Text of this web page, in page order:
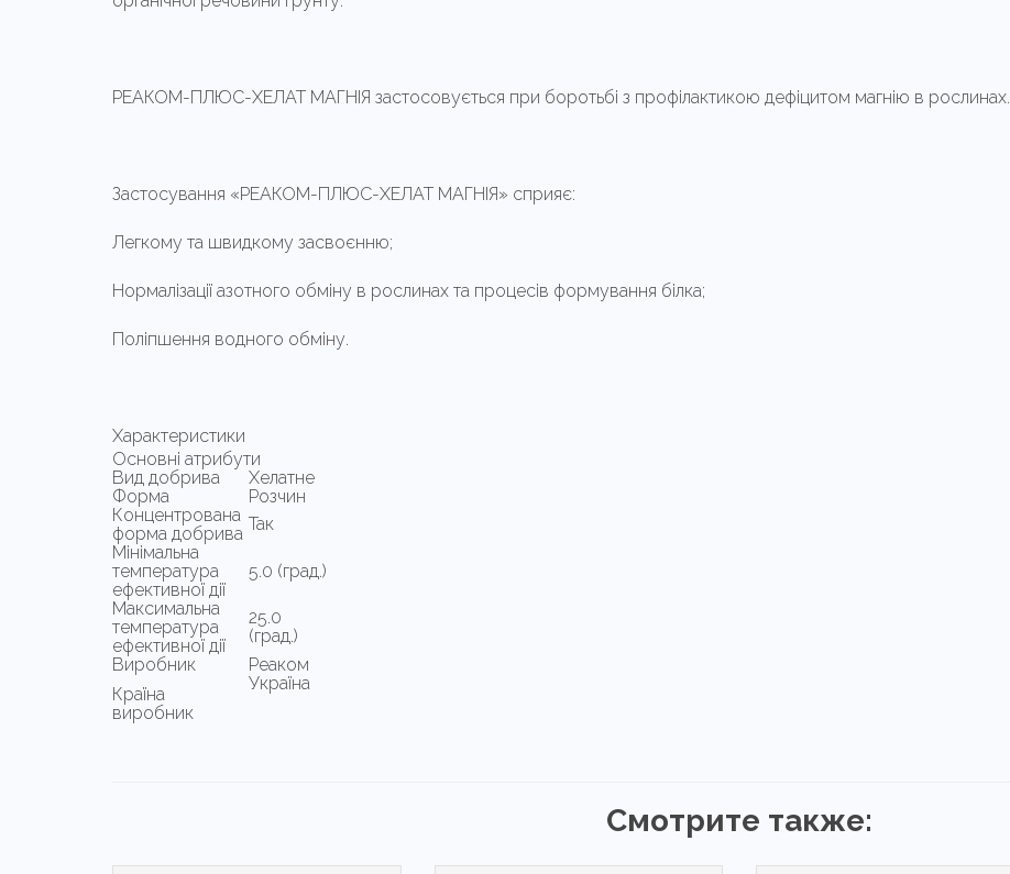
РЕАКОМ-ПЛЮС-ХЕЛАТ МАГНІЯ застосовується при боротьбі з профілактикою дефіцитом магнію в рослинах.
Застосування «РЕАКОМ-ПЛЮС-ХЕЛАТ МАГНІЯ» сприяє:
Легкому та швидкому засвоєнню;
Нормалізації азотного обміну в рослинах та процесів формування білка;
Поліпшення водного обміну.
Характеристики
Основні атрибути
Вид добрива
Хелатне
Форма
Розчин
Концентрована
форма добрива Так
Мінімальна
температура
ефективної дії
5.0 (град.)
Максимальна
температура
ефективної дії
25.0
(град.)
Виробник
Реаком
Країна
виробник
Україна
Смотрите также: